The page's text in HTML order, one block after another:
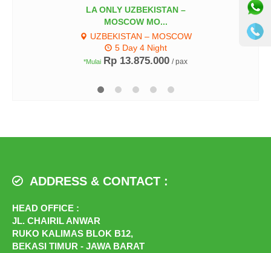
LA ONLY UZBEKISTAN –
MOSCOW MO...
UZBEKISTAN – MOSCOW
5 Day 4 Night
*Mulai Rp 13.875.000 / pax
ADDRESS & CONTACT :
HEAD OFFICE :
JL. CHAIRIL ANWAR
RUKO KALIMAS BLOK B12,
BEKASI TIMUR - JAWA BARAT